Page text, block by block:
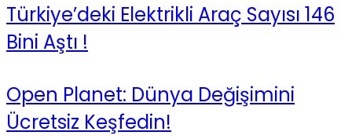
Türkiye’deki Elektrikli Araç Sayısı 146
Bini Aştı !
Open Planet: Dünya Değişimini
Ücretsiz Keşfedin!